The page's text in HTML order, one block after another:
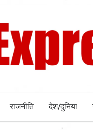
राजनीति देश/दुनिया